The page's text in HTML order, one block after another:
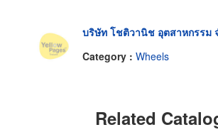
บริษัท โชติวานิช อุตสาหกรรม
Category : Wheels
Related